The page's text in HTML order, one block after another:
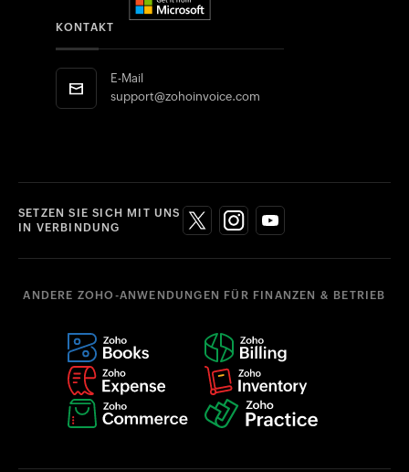
KONTAKT
E-Mail
support@zohoinvoice.com
SETZEN SIE SICH MIT UNS
IN VERBINDUNG
ANDERE ZOHO-ANWENDUNGEN FÜR FINANZEN & BETRIEB